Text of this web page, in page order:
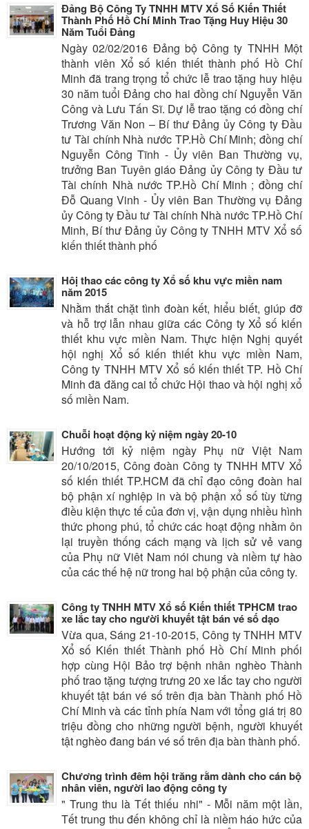
Đảng Bộ Công Ty TNHH MTV Xổ Số Kiến Thiết
Thành Phố Hồ Chí Minh Trao Tặng Huy Hiệu 30
Năm Tuổi Đảng
Ngày 02/02/2016 Đảng bộ Công ty TNHH Một
thành viên Xổ số kiến thiết thành phố Hồ Chí
Minh đã trang trọng tổ chức lễ trao tặng huy hiệu
30 năm tuổi Đảng cho hai đồng chí Nguyễn Văn
Công và Lưu Tấn Sĩ. Dự lễ trao tặng có đồng chí
Trương Văn Non – Bí thư Đảng ủy Công ty Đầu
tư Tài chính Nhà nước TP.Hồ Chí Minh; đồng chí
Nguyễn Công Tĩnh - Ủy viên Ban Thường vụ,
trưởng Ban Tuyên giáo Đảng ủy Công ty Đầu tư
Tài chính Nhà nước TP.Hồ Chí Minh ; đồng chí
Đỗ Quang Vinh - Ủy viên Ban Thường vụ Đảng
ủy Công ty Đầu tư Tài chính Nhà nước TP.Hồ Chí
Minh, Bí thư Đảng ủy Công ty TNHH MTV Xổ số
kiến thiết thành phố
Hôị thao các công ty Xổ số khu vực miền nam
năm 2015
Nhằm thắt chặt tình đoàn kết, hiểu biết, giúp đỡ
và hỗ trợ lẫn nhau giữa các Công ty Xổ số kiến
thiết khu vực miền Nam. Thực hiện Nghị quyết
hội nghị Xổ số kiến thiết khu vực miền Nam,
Công ty TNHH MTV Xổ số kiến thiết TP. Hồ Chí
Minh đã đăng cai tổ chức Hội thao và hội nghị xổ
số miền Nam.
Chuỗi hoạt động kỷ niệm ngày 20-10
Hướng tới kỷ niệm ngày Phụ nữ Việt Nam
20/10/2015, Công đoàn Công ty TNHH MTV Xổ
số kiến thiết TP.HCM đã chỉ đạo công đoàn hai
bộ phận xí nghiệp in và bộ phận xổ số tùy từng
điều kiện thực tế của đơn vị, vận dụng nhiều hình
thức phong phú, tổ chức các hoạt động nhằm ôn
lại truyền thống cách mạng và lịch sử vẻ vang
của Phụ nữ Viêt Nam nói chung và niềm tự hào
của các thế hệ nữ trong hai bộ phận của công ty.
Công ty TNHH MTV Xổ số Kiến thiết TPHCM trao
xe lắc tay cho người khuyết tật bán vé số dạo
Vừa qua, Sáng 21-10-2015, Công ty TNHH MTV
Xổ số Kiến thiết Thành phố Hồ Chí Minh phối
hợp cùng Hội Bảo trợ bệnh nhân nghèo Thành
phố trao tặng tượng trưng 20 xe lắc tay cho người
khuyết tật bán vé số trên địa bàn Thành phố Hồ
Chí Minh và các tỉnh phía Nam với tổng giá trị 80
triệu đồng cho những người bệnh, người khuyết
tật nghèo đang bán vé số trên địa bàn thành phố.
Chương trình đêm hội trăng rằm dành cho cán bộ
nhân viên, người lao động công ty
" Trung thu là Tết thiếu nhi" - Mỗi năm một lần,
Tết trung thu đến không chỉ là niềm háo hức của